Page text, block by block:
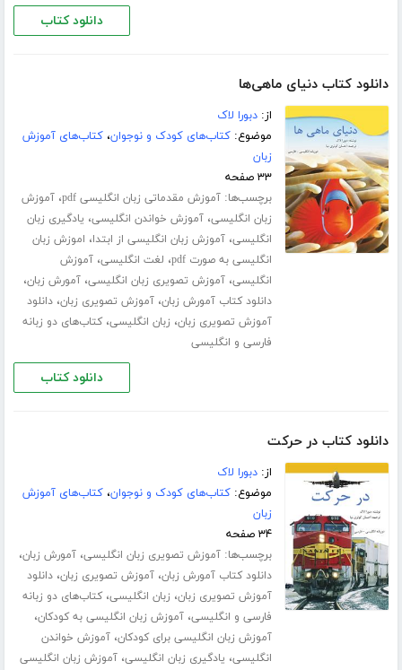
دانلود کتاب
دانلود کتاب دنیای ماهی‌ها
از:دبورا لاک
موضوع:کتاب‌های کودک و نوجوان،کتاب‌های آموزش
زبان
۳۳ صفحه
برچسب‌ها:آموزش مقدماتی زبان انگلیسی pdf ،آموزش
زبان انگلیسی،آموزش خواندن انگلیسی، یادگیری زبان
انگلیسی،آموزش زبان انگلیسی از ابتدا، اموزش زبان
انگلیسی به صورت pdf
، لغت انگلیسی،آموزش
انگلیسی،آموزش تصویری زبان انگلیسی،آمورش زبان،
دانلود کتاب آمورش زبان،آموزش تصویری زبان،دانلود
آموزش تصویری زبان، زبان انگلیسی،کتاب‌های دو زبانه
فارسی و انگلیسی
دانلود کتاب
دانلود کتاب در حرکت
از:دبورا لاک
موضوع:کتاب‌های کودک و نوجوان،کتاب‌های آموزش
زبان
۳۴ صفحه
برچسب‌ها:آموزش تصویری زبان انگلیسی،آمورش زبان،
دانلود کتاب آمورش زبان،آموزش تصویری زبان،دانلود
آموزش تصویری زبان، زبان انگلیسی،کتاب‌های دو زبانه
فارسی و انگلیسی،آموزش زبان انگلیسی به کودکان،
آموزش زبان انگلیسی برای کودکان،آموزش خواندن
انگلیسی، یادگیری زبان انگلیسی،آموزش زبان انگلیسی